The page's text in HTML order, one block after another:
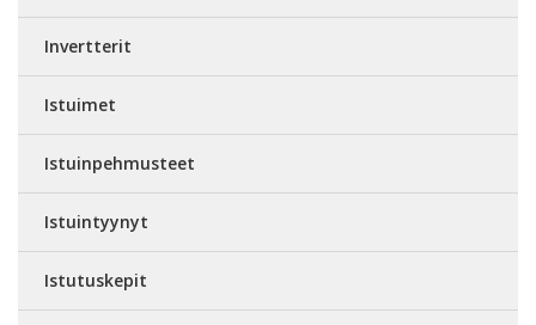
Invertterit
Istuimet
Istuinpehmusteet
Istuintyynyt
Istutuskepit